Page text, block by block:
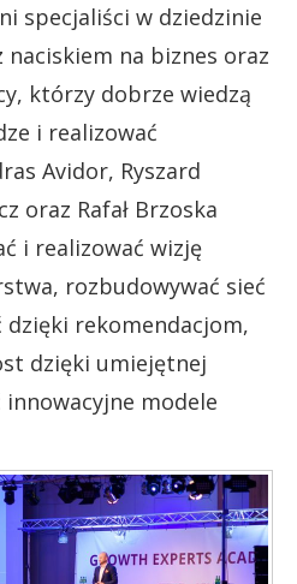
specjaliści w dziedzinie
na biznes oraz
którzy dobrze wiedzą
i realizować
Avidor, Ryszard
oraz Rafał Brzoska
i realizować wizję
rozbudowywać sieć
rekomendacjom,
dzięki umiejętnej
modele